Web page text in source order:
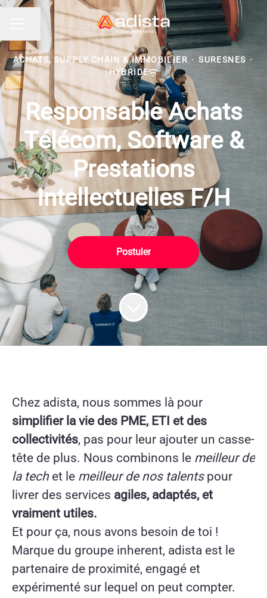
MENU CARRIÈRE
Partager la page
ACHATS, SUPPLY CHAIN & IMMOBILIER · SURESNES ·
HYBRIDE
Responsable Achats
Télécom, Software &
Prestations
Intellectuelles F/H
Postuler
Chez adista, nous sommes là pour
simplifier la vie des PME, ETI et des
collectivités, pas pour leur ajouter un casse-
tête de plus. Nous combinons le meilleur de
la tech et le meilleur de nos talents pour
livrer des services agiles, adaptés, et
vraiment utiles.
Et pour ça, nous avons besoin de toi !
Marque du groupe inherent, adista est le
partenaire de proximité, engagé et
expérimenté sur lequel on peut compter.